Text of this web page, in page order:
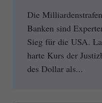
Die
Banken sind
Sieg für die USA.
harte Kurs der
des Dollar als...